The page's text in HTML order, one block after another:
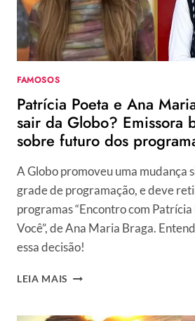
FAMOSOS
Patrícia Poeta e Ana
sair da Globo? Emissora
sobre futuro dos
A Globo promoveu uma mudança
grade de programação, e deve
programas “Encontro com Patrícia
Você”, de Ana Maria Braga.
essa decisão!
LEIA MAIS PATRÍCIA